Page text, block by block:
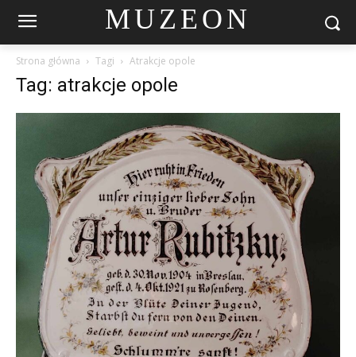
MUZEON
Strona główna Tagi Atrakcje opole
Tag: atrakcje opole